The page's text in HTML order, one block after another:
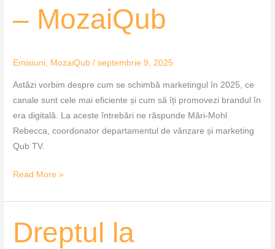
– MozaiQub
Emisiuni, MozaiQub /septembrie 9, 2025
Astăzi vorbim despre cum se schimbă marketingul în 2025, ce
canale sunt cele mai eficiente și cum să îți promovezi brandul în
era digitală. La aceste întrebări ne răspunde Mări-Mohl
Rebecca, coordonator departamentul de vânzare și marketing
Qub TV.
Read More »
Dreptul la
Dreptul